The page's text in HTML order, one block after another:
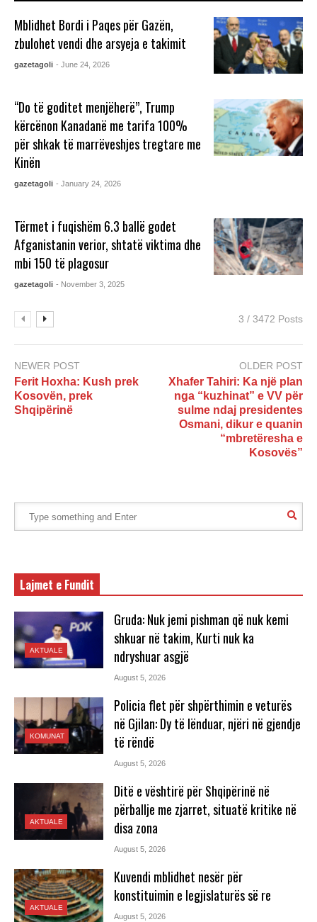
Mblidhet Bordi i Paqes për Gazën,
zbulohet vendi dhe arsyeja e takimit
gazetagoli - June 24, 2026
‘‘Do të goditet menjëherë’’, Trump
kërcënon Kanadanë me tarifa 100%
për shkak të marrëveshjes tregtare me
Kinën
gazetagoli - January 24, 2026
Tërmet i fuqishëm 6.3 ballë godet
Afganistanin verior, shtatë viktima dhe
mbi 150 të plagosur
gazetagoli - November 3, 2025
3 / 3472 Posts
NEWER POST
Ferit Hoxha: Kush prek
Kosovën, prek
Shqipërinë
OLDER POST
Xhafer Tahiri: Ka një plan
nga “kuzhinat” e VV për
sulme ndaj presidentes
Osmani, dikur e quanin
“mbretëresha e
Kosovës”
Lajmet e Fundit
AKTUALE
Gruda: Nuk jemi pishman që nuk kemi
shkuar në takim, Kurti nuk ka
ndryshuar asgjë
August 5, 2026
KOMUNAT
Policia flet për shpërthimin e veturës
në Gjilan: Dy të lënduar, njëri në gjendje
të rëndë
August 5, 2026
AKTUALE
Ditë e vështirë për Shqipërinë në
përballje me zjarret, situatë kritike në
disa zona
August 5, 2026
AKTUALE
Kuvendi mblidhet nesër për
konstituimin e legjislaturës së re
August 5, 2026